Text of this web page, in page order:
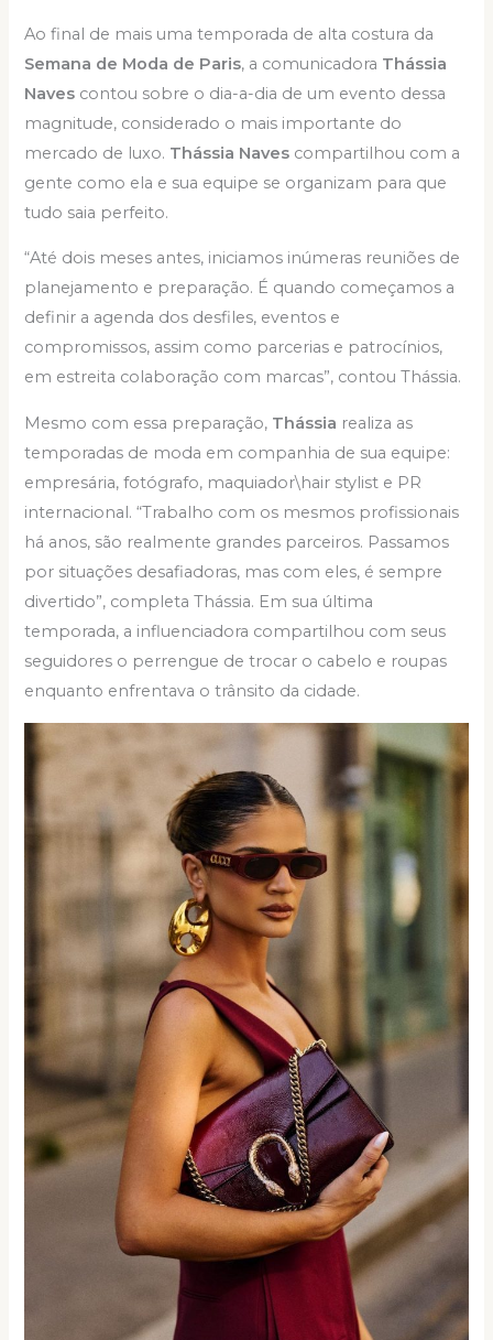
Ao final de mais uma temporada de alta costura da
Semana de Moda de Paris, a comunicadora Thássia
Naves contou sobre o dia-a-dia de um evento dessa
magnitude, considerado o mais importante do
mercado de luxo. Thássia Naves compartilhou com a
gente como ela e sua equipe se organizam para que
tudo saia perfeito.
“Até dois meses antes, iniciamos inúmeras reuniões de
planejamento e preparação. É quando começamos a
definir a agenda dos desfiles, eventos e
compromissos, assim como parcerias e patrocínios,
em estreita colaboração com marcas”, contou Thássia.
Mesmo com essa preparação, Thássia realiza as
temporadas de moda em companhia de sua equipe:
empresária, fotógrafo, maquiador\hair stylist e PR
internacional. “Trabalho com os mesmos profissionais
há anos, são realmente grandes parceiros. Passamos
por situações desafiadoras, mas com eles, é sempre
divertido”, completa Thássia. Em sua última
temporada, a influenciadora compartilhou com seus
seguidores o perrengue de trocar o cabelo e roupas
enquanto enfrentava o trânsito da cidade.